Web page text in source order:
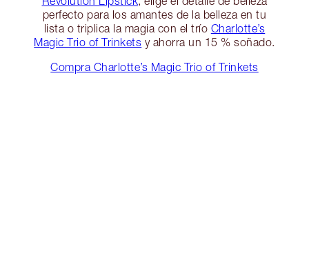
perfecto para los amantes de la belleza en tu
lista o triplica la magia con el trío Charlotte’s
Magic Trio of Trinkets y ahorra un 15 % soñado.
Compra Charlotte’s Magic Trio of Trinkets